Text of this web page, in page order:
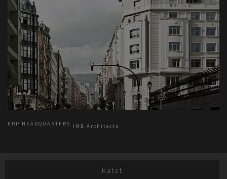
EDP HEADQUARTERS IMB Architects
Katot